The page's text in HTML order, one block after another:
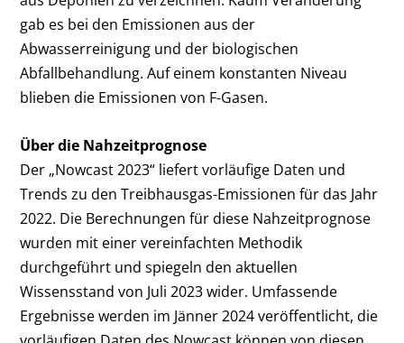
gab es bei den Emissionen aus der
Abwasserreinigung und der biologischen
Abfallbehandlung. Auf einem konstanten Niveau
blieben die Emissionen von F-Gasen.
Über die Nahzeitprognose
Der „Nowcast 2023“ liefert vorläufige Daten und
Trends zu den Treibhausgas-Emissionen für das Jahr
2022. Die Berechnungen für diese Nahzeitprognose
wurden mit einer vereinfachten Methodik
durchgeführt und spiegeln den aktuellen
Wissensstand von Juli 2023 wider. Umfassende
Ergebnisse werden im Jänner 2024 veröffentlicht, die